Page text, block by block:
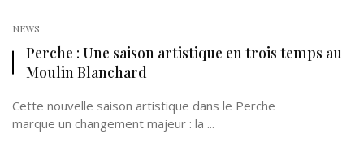
NEWS
Perche : Une saison artistique en trois temps au
Moulin Blanchard
Cette nouvelle saison artistique dans le Perche
marque un changement majeur : la ...